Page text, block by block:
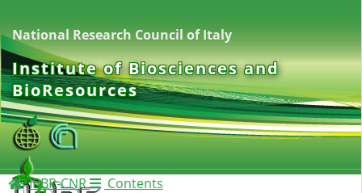
National Research Council of Italy
Institute of Biosciences and
BioResources
IBBR-CNR Contents